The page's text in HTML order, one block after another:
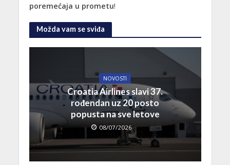
poremećaja u prometu!
Možda vam se sviđa
NOVOSTI
Croatia Airlines slavi 37.
rođendan uz 20 posto
popusta na sve letove
08/07/2026